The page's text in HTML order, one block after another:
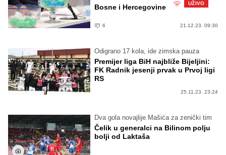
Bosne i Hercegovine
UŽIVO
6 21.12.23. 09:30
Odigrano 17 kola, ide zimska pauza
Premijer liga BiH najbliže Bijeljini:
FK Radnik jesenji prvak u Prvoj ligi
RS
25.11.23. 23:24
Dva gola novajlije Mašića za zenički tim
Čelik u generalci na Bilinom polju
bolji od Laktaša